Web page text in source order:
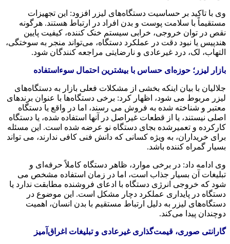
وی با تاکید بر حساسیت دستگاه‌های لیزر افزود: این تجهیزات
مستقیماً با سلامت پوست و بدن افراد در ارتباط هستند. هرگونه
نقص در توان خروجی، خرابی سیستم خنک‌ کننده، کیفیت پایین
هندپیس یا نبود دقت در عملکرد دستگاه، می‌تواند منجر به سوختگی،
التهاب، لک، درد غیرعادی و نارضایتی مراجعه‌ کنندگان شود.
بازار لیزر؛ حوزه‌ای حساس با بیشترین احتمال سوءاستفاده
جلالیان با بیان اینکه بخشی از مشکلات فعلی بازار به دستگاه‌های
لیزر مربوط می‌ شود، اظهار کرد: برخی دستگاه‌ها با عنوان برندهای
معتبر و شناخته‌ شده به فروش می‌ رسند، اما در واقع یا دستگاه
اصلی نیستند، یا از قطعات غیراصل در آنها استفاده شده، یا دستگاه
کارکرده و تعمیرشده بجای دستگاه نو عرضه شده است. این مسئله
برای خریداران، به‌ ویژه کسانی که دانش فنی کافی ندارند، می‌ تواند
بسیار گمراه‌ کننده باشد.
وی ادامه داد: در برخی موارد، ظاهر دستگاه کاملاً حرفه‌ای و
تبلیغات آن بسیار جذاب است، اما در زمان استفاده مشخص می‌
شود که خروجی انرژی دستگاه با ادعای فروشنده مطابقت ندارد یا
دستگاه در پایداری عملکرد دچار مشکل است. این موضوع در
دستگاه‌های لیزر به‌ دلیل ارتباط مستقیم با بدن انسان، اهمیت
دوچندان پیدا می‌کند.
گارانتی صوری، قیمت‌گذاری غیرعادی و تبلیغات اغراق‌آمیز